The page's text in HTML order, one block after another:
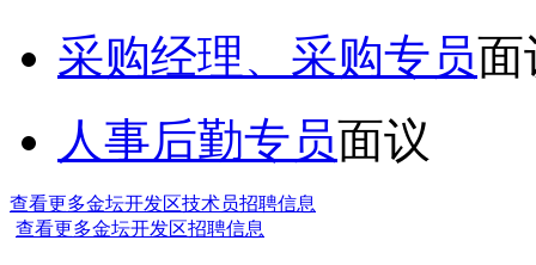
采购经理、采购专员面
人事后勤专员面议
查看更多金坛开发区技术员招聘信息
查看更多金坛开发区招聘信息